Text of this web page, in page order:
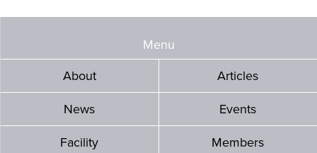
Menu
About
Articles
News Events
Facility Members